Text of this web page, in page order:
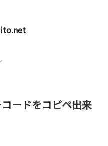
ードをコピペ出来